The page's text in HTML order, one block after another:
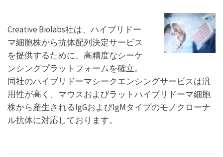
Creative Biolabs社は、ハイブリドー
マ細胞株から抗体配列決定サービス
を提供するために、高精度なシーケ
ンシングプラットフォームを確立。
同社のハイブリドーマシークエンシングサービスは汎
用性が高く、マウスおよびラットハイブリドーマ細胞
株から産生されるIgGおよびIgMタイプのモノクローナ
ル抗体に対応しております。